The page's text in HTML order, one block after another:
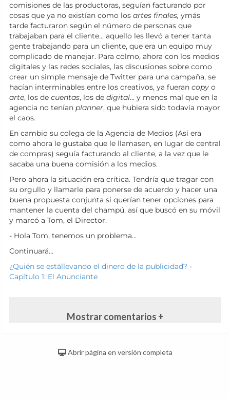
comisiones de las productoras, seguían facturando por
cosas que ya no existían como los artes finales, ymás
tarde facturaron según el número de personas que
trabajaban para el cliente... aquello les llevó a tener tanta
gente trabajando para un cliente, que era un equipo muy
complicado de manejar. Para colmo, ahora con los medios
digitales y las redes sociales, las discusiones sobre como
crear un simple mensaje de Twitter para una campaña, se
hacían interminables entre los creativos, ya fueran copy o
arte, los de cuentas, los de digital... y menos mal que en la
agencia no tenían planner, que hubiera sido todavía mayor
el caos.
En cambio su colega de la Agencia de Medios (Así era
como ahora le gustaba que le llamasen, en lugar de central
de compras) seguía facturando al cliente, a la vez que le
sacaba una buena comisión a los medios.
Pero ahora la situación era crítica. Tendría que tragar con
su orgullo y llamarle para ponerse de acuerdo y hacer una
buena propuesta conjunta si querían tener opciones para
mantener la cuenta del champú, así que buscó en su móvil
y marcó a Tom, el Director.
- Hola Tom, tenemos un problema...
Continuará...
¿Quién se estállevando el dinero de la publicidad? -
Capítulo 1: El Anunciante
Mostrar comentarios +
Abrir página en versión completa